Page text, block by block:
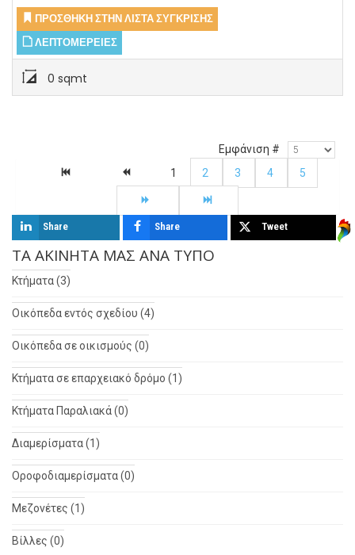
ΠΡΟΣΘΉΚΗ ΣΤΗΝ ΛΊΣΤΑ ΣΎΓΚΡΙΣΗΣ
ΛΕΠΤΟΜΈΡΕΙΕΣ
0 sqmt
Εμφάνιση #
1
2 3 4 5
Share Share Tweet
ΤΑ ΑΚΊΝΗΤΑ ΜΑΣ ΑΝΆ ΤΎΠΟ
Κτήματα (3)
Οικόπεδα εντός σχεδίου (4)
Οικόπεδα σε οικισμούς (0)
Κτήματα σε επαρχειακό δρόμο (1)
Κτήματα Παραλιακά (0)
Διαμερίσματα (1)
Οροφοδιαμερίσματα (0)
Μεζονέτες (1)
Βίλλες (0)